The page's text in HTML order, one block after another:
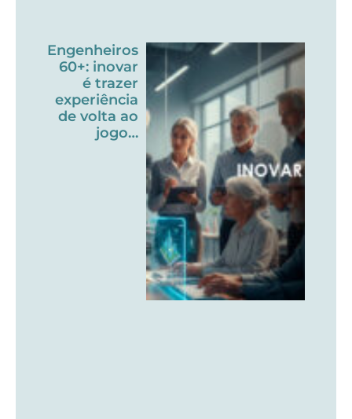
Engenheiros
60+: inovar
é trazer
experiência
de volta ao
jogo…